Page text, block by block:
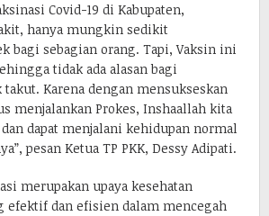
Covid-19 di Kabupaten,
hanya mungkin sedikit
bagi sebagian orang. Tapi, Vaksin ini
tidak ada alasan bagi
Karena dengan mensukseskan
menjalankan Prokes, Inshaallah kita
dapat menjalani kehidupan normal
pesan Ketua TP PKK, Dessy Adipati.
merupakan upaya kesehatan
efektif dan efisien dalam mencegah